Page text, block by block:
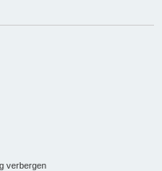
verbergen